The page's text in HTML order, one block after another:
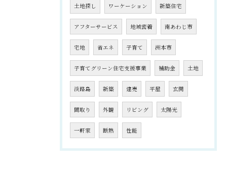
土地探し ワーケーション 新築住宅
アフターサービス 地域密着 南あわじ市
宅地 省エネ 子育て 洲本市
子育てグリーン住宅支援事業 補助金 土地
淡路島 新築 建売 平屋 玄関
間取り 外観 リビング 太陽光
一軒家 断熱 性能